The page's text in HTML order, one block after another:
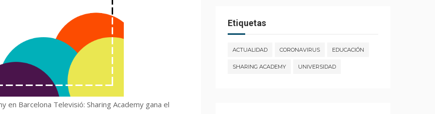
en Barcelona Televisió: Sharing Academy gana el
Etiquetas
ACTUALIDAD CORONAVIRUS EDUCACIÓN
SHARING ACADEMY UNIVERSIDAD